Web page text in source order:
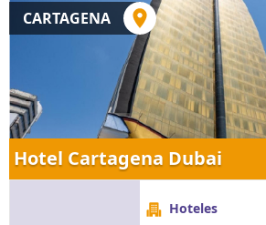
CARTAGENA
Hotel Cartagena Dubai
Hoteles